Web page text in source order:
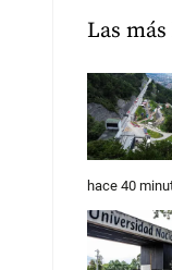
Las
hace 40